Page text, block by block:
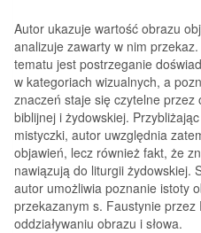
Autor ukazuje wartość obrazu
analizuje zawarty w nim
tematu jest postrzeganie
w kategoriach wizualnych, a
znaczeń staje się czytelne
biblijnej i żydowskiej.
mistyczki, autor uwzględnia
objawień, lecz również fakt, że
nawiązują do liturgii żydowskiej.
autor umożliwia poznanie istoty
przekazanym s. Faustynie
oddziaływaniu obrazu i słowa.